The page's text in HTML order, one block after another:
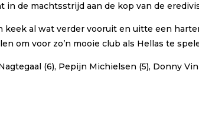
in de machtsstrijd aan de kop van de
keek al wat verder vooruit en uitte een
om voor zo’n mooie club als Hellas te
(6), Pepijn Michielsen (5), Donny